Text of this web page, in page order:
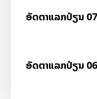
ອັດ​ຕາ​ແລກ​ປ່ຽນ
ອັດ​ຕາ​ແລກ​ປ່ຽນ